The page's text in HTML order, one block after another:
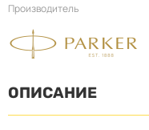
Производитель
ОПИСАНИЕ